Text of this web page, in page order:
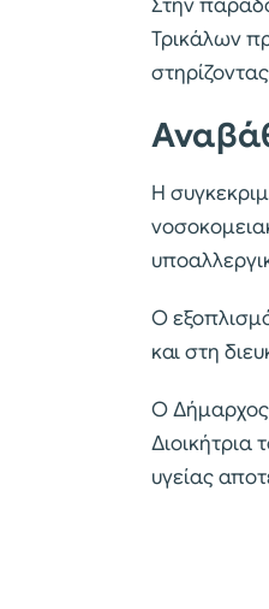
Στην
Τρικάλων
Η
Ο
και στη
Ο
υγείας